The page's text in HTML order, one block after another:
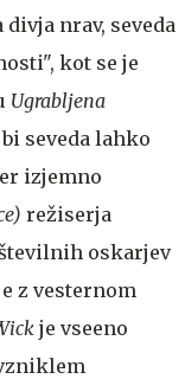
nrav, seveda
kot se je
Ugrabljena
seveda lahko
izjemno
režiserja
oskarjev
z vesternom
je vseeno